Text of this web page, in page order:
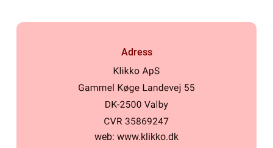
Adress
web: www.klikko.dk